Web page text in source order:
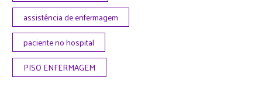
assistência de enfermagem
paciente no hospital
PISO ENFERMAGEM